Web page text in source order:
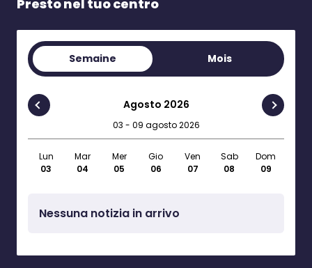
Presto nel tuo centro
Semaine Mois
Agosto 2026
03 - 09 agosto 2026
Lun
03
Mar
04
Mer
05
Gio
06
Ven
07
Sab
08
Dom
09
Nessuna notizia in arrivo